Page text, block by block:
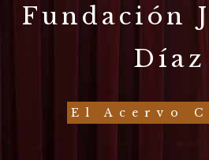
Fundación
Díaz
El Acervo